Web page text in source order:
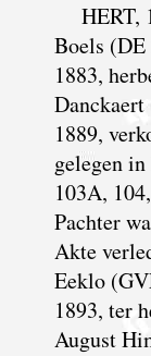
HERT,
Boels
1883,
1889,
gelegen
103A,
Pachter
Akte
Eeklo
1893, ter
August